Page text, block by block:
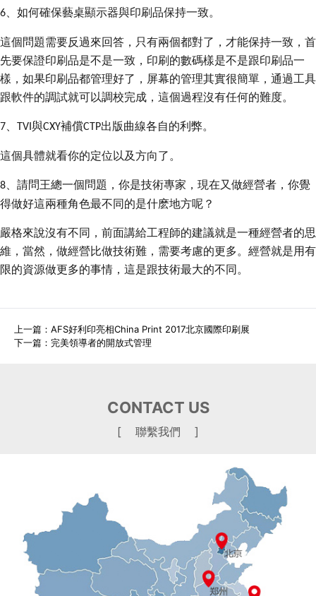
6 、如何確保藝桌顯示器與印刷品保持一致。
這個問題需要反過來回答，只有兩個都對了，才能保持一致，首
先要保證印刷品是不是一致，印刷的數碼樣是不是跟印刷品一
樣，如果印刷品都管理好了，屏幕的管理其實很簡單，通過工具
跟軟件的調試就可以調校完成，這個過程沒有任何的難度。
7 TVI 與CXY補償CTP出版曲線各自的利弊。
這個具體就看你的定位以及方向了。
8 、請問王總一個問題，你是技術專家，現在又做經營者，你覺
得做好這兩種角色最不同的是什麽地方呢？
嚴格來說沒有不同，前面講給工程師的建議就是一種經營者的思
維，當然，做經營比做技術難，需要考慮的更多。經營就是用有
限的資源做更多的事情，這是跟技術最大的不同。
上一篇： AFS好利印亮相China Print 2017北京國際印刷展
下一篇： 完美領導者的開放式管理
CONTACT US
[ 聯繫我們 ]